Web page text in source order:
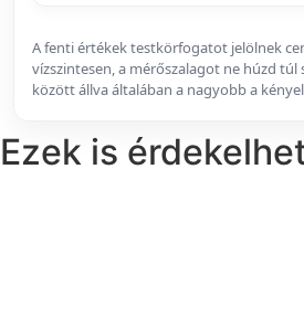
A fenti értékek testkörfogatot jelölnek
vízszintesen, a mérőszalagot ne húzd túl
között állva általában a nagyobb a
Ezek is